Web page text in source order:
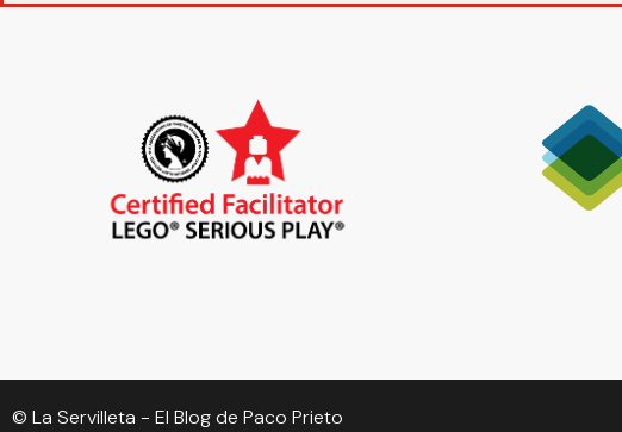
© La Servilleta - El Blog de Paco Prieto